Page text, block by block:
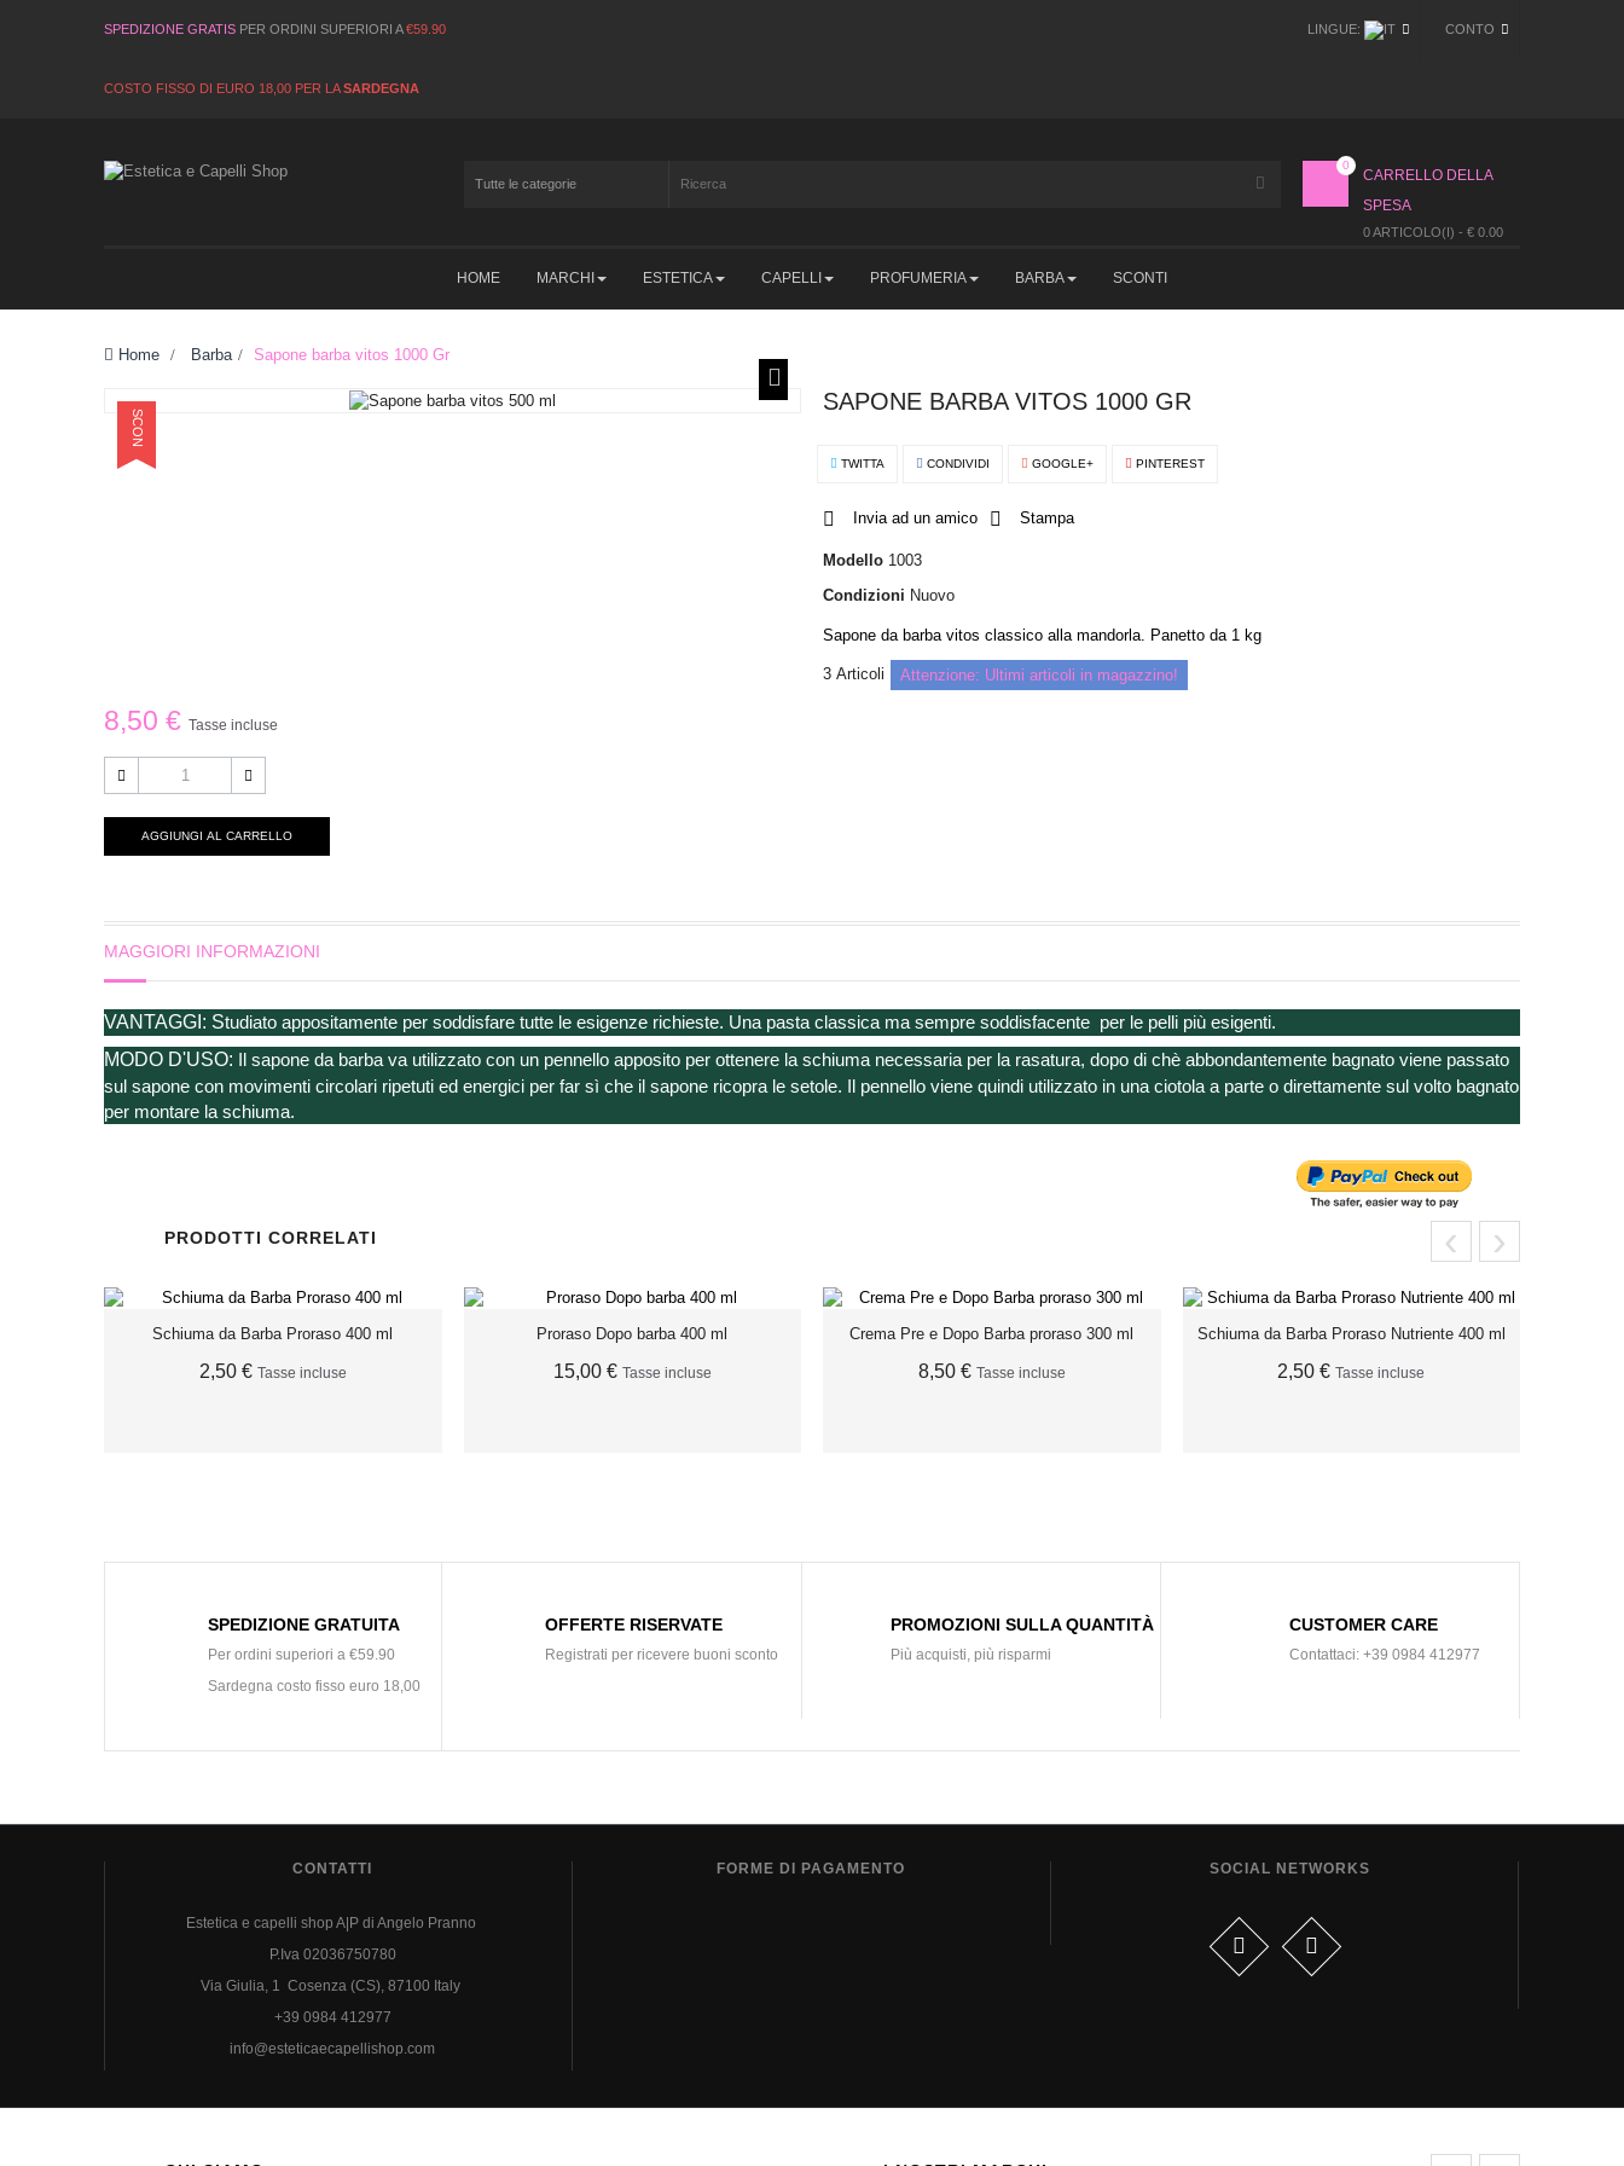
CONTO
LINGUE:
SPEDIZIONE GRATIS PER ORDINI SUPERIORI A€59.90
COSTO FISSO DI EURO 18,00 PER LASARDEGNA
CARRELLO DELLA
SPESA
0 ARTICOLO(I) - € 0.00
0
HOME MARCHI ESTETICA CAPELLI PROFUMERIA BARBA SCONTI
Home > Barba > Sapone barba vitos 1000 Gr
SCONTO
SAPONE BARBA VITOS 1000 GR
TWITTA CONDIVIDI GOOGLE+ PINTEREST
Invia ad un amico Stampa
Modello 1003
Condizioni Nuovo
Sapone da barba vitos classico alla mandorla. Panetto da 1 kg
3 Articoli Attenzione: Ultimi articoli in magazzino!
8,50 € Tasse incluse
AGGIUNGI AL CARRELLO
MAGGIORI INFORMAZIONI
VANTAGGI: Studiato appositamente per soddisfare tutte le esigenze richieste. Una pasta classica ma sempre soddisfacente per le pelli più esigenti.
MODO D'USO: Il sapone da barba va utilizzato con un pennello apposito per ottenere la schiuma necessaria per la rasatura, dopo di chè abbondantemente bagnato viene passato
sul sapone con movimenti circolari ripetuti ed energici per far sì che il sapone ricopra le setole. Il pennello viene quindi utilizzato in una ciotola a parte o direttamente sul volto bagnato
per montare la schiuma.
PRODOTTI CORRELATI ‹ ›
Schiuma da Barba Proraso 400 ml
2,50 € Tasse incluse
Proraso Dopo barba 400 ml
15,00 € Tasse incluse
Crema Pre e Dopo Barba proraso 300 ml
8,50 € Tasse incluse
Schiuma da Barba Proraso Nutriente 400 ml
2,50 € Tasse incluse
SPEDIZIONE GRATUITA
Per ordini superiori a €59.90
Sardegna costo fisso euro 18,00
OFFERTE RISERVATE
Registrati per ricevere buoni sconto
PROMOZIONI SULLA QUANTITÀ
Più acquisti, più risparmi
CUSTOMER CARE
Contattaci: +39 0984 412977
CONTATTI
Estetica e capelli shop A|P di Angelo Pranno
P.Iva 02036750780
Via Giulia, 1 Cosenza (CS), 87100 Italy
+39 0984 412977
info@esteticaecapellishop.com
FORME DI PAGAMENTO SOCIAL NETWORKS